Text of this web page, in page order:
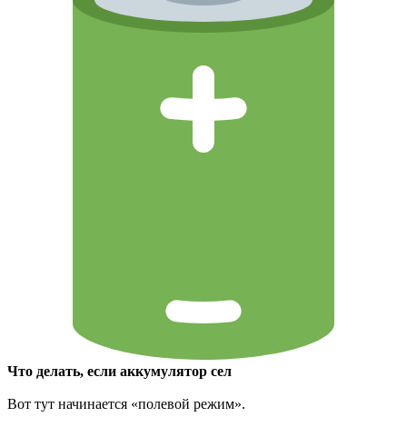
Что делать, если аккумулятор сел
Вот тут начинается «полевой режим».